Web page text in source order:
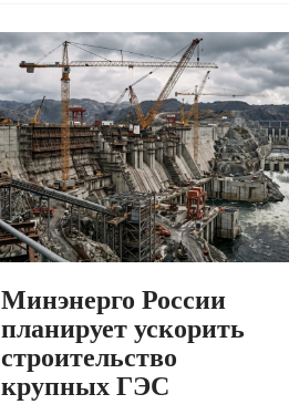
Минэнерго России
планирует ускорить
строительство
крупных ГЭС